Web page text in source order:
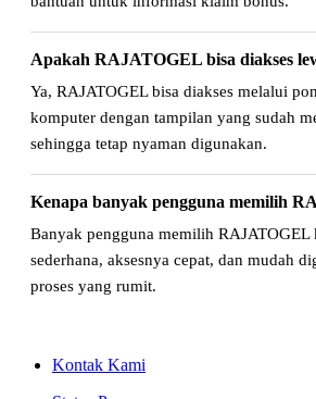
Apakah RAJATOGEL bisa diakses
Ya, RAJATOGEL bisa diakses melalui
komputer dengan tampilan yang sudah
sehingga tetap nyaman digunakan.
Kenapa banyak pengguna memilih
Banyak pengguna memilih RAJATOGEL
sederhana, aksesnya cepat, dan mudah
proses yang rumit.
Kontak Kami